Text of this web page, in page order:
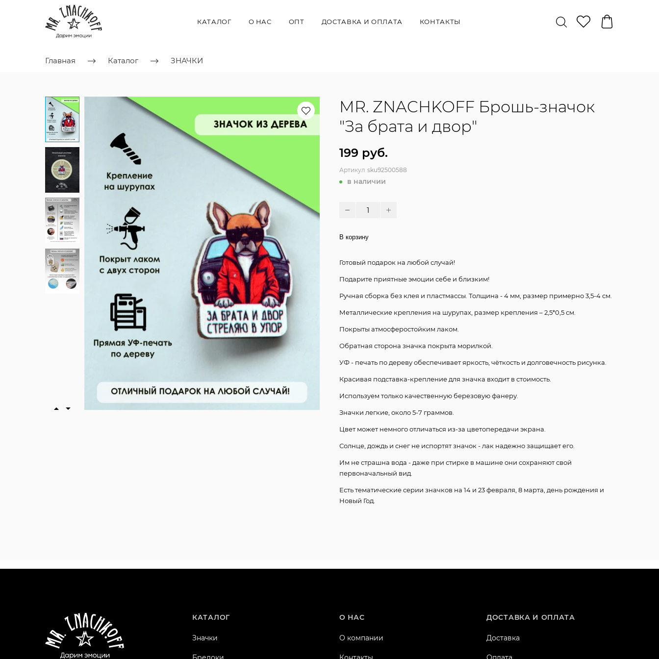
КАТАЛОГ О НАС ОПТ ДОСТАВКА И ОПЛАТА КОНТАКТЫ
Главная Каталог ЗНАЧКИ
MR. ZNACHKOFF Брошь-значок
"За брата и двор"
199 руб.
Артикул sku92500588
в наличии
В корзину
Готовый подарок на любой случай!
Подарите приятные эмоции себе и близким!
Ручная сборка без клея и пластмассы. Толщина - 4 мм, размер примерно 3,5-4 см.
Металлические крепления на шурупах, размер крепления – 2,5*0,5 см.
Покрыты атмосферостойким лаком.
Обратная сторона значка покрыта морилкой.
УФ - печать по дереву обеспечивает яркость, чёткость и долговечность рисунка.
Красивая подставка-крепление для значка входит в стоимость.
Используем только качественную березовую фанеру.
Значки легкие, около 5-7 граммов.
Цвет может немного отличаться из-за цветопередачи экрана.
Солнце, дождь и снег не испортят значок - лак надежно защищает его.
Им не страшна вода - даже при стирке в машине они сохраняют свой
первоначальный вид.
Есть тематические серии значков на 14 и 23 февраля, 8 марта, день рождения и
Новый Год.
КАТАЛОГ
Значки
О НАС
О компании
ДОСТАВКА И ОПЛАТА
Доставка